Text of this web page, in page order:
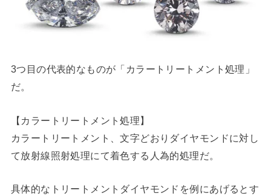
3つ目の代表的なものが「カラートリートメント処理」
だ。
【カラートリートメント処理】
カラートリートメント、文字どおりダイヤモンドに対し
て放射線照射処理にて着色する人為的処理だ。
具体的なトリートメントダイヤモンドを例にあげるとす